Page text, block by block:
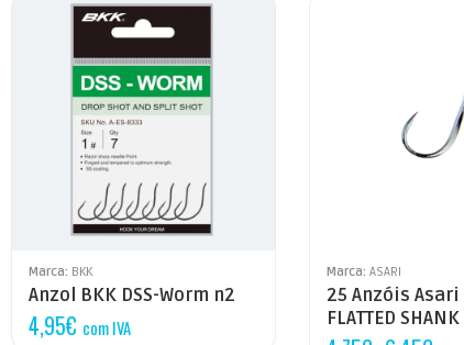
Marca: BKK
Anzol BKK DSS-Worm n2
4,95€ com IVA
Marca: ASARI
25 Anzóis Asari
FLATTED SHANK